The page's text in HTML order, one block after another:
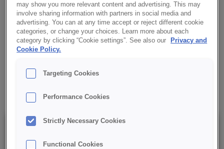
✔ Zwiększenie miękkości i elastyczności miękiszu
✔ Poprawiona struktura miękiszu dla bardziej regularnej
✔ Poprawa cech sensorycznych wypieków
Szczegóły
may show you more relevant content and advertising. This may
involve sharing information with partners in social media and
advertising. You can at any time accept or reject different cookie
categories, or change your choices. Learn more about each
category by clicking “Cookie settings”. See also our
Privacy and
Cookie Policy.
Targeting Cookies
Performance Cookies
Strictly Necessary Cookies
Functional Cookies